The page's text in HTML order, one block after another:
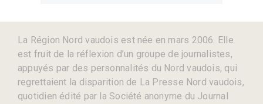
La Région Nord vaudois est née en mars 2006. Elle
est fruit de la réflexion d’un groupe de journalistes,
appuyés par des personnalités du Nord vaudois, qui
regrettaient la disparition de La Presse Nord vaudois,
quotidien édité par la Société anonyme du Journal